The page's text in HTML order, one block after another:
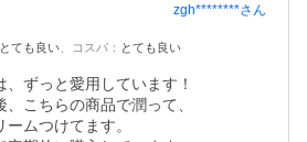
zgh********さん
とても良い コスパ ： とても良い
ずっと愛用しています！
こちらの商品で潤って、
ムつけてます。